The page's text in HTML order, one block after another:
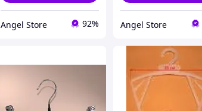
Angel Store 92% Angel Store